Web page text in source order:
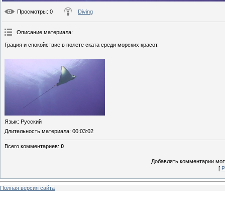
Просмотры: 0 Diving
Описание материала:
Грация и спокойствие в полете ската среди морских красот.
Язык: Русский
Длительность материала: 00:03:02
Всего комментариев: 0
Добавлять комментарии
[
Полная версия сайта